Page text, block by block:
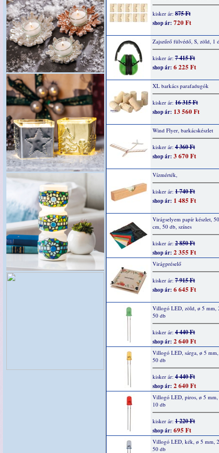
kisker ár: 875 Ft
shop ár: 720 Ft
Zajszűrő fülvédő, S, zöld, 1
kisker ár: 7 415 Ft
shop ár: 6 225 Ft
XL barkács parafadugók
kisker ár: 16 315 Ft
shop ár: 13 560 Ft
Wind Flyer, barkácskészlet
kisker ár: 4 360 Ft
shop ár: 3 670 Ft
Vízmérték,
kisker ár: 1 740 Ft
shop ár: 1 485 Ft
Virágselyem papír készlet,
cm, 50 db, színes
kisker ár: 2 850 Ft
shop ár: 2 355 Ft
Virágpréselő
kisker ár: 7 915 Ft
shop ár: 6 645 Ft
Villogó LED, zöld, ø 5 mm,
50 db
kisker ár: 4 440 Ft
shop ár: 2 640 Ft
Villogó LED, sárga, ø 5
50 db
kisker ár: 4 440 Ft
shop ár: 2 640 Ft
Villogó LED, piros, ø 5
10 db
kisker ár: 1 220 Ft
shop ár: 695 Ft
Villogó LED, kék, ø 5 mm,
50 db